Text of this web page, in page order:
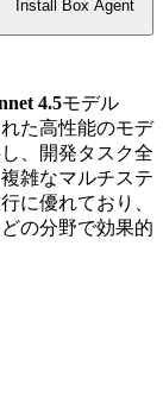
Install Box Agent
4.5モデル
た高性能のモデ
、開発タスク全
雑なマルチステ
に優れており、
の分野で効果的